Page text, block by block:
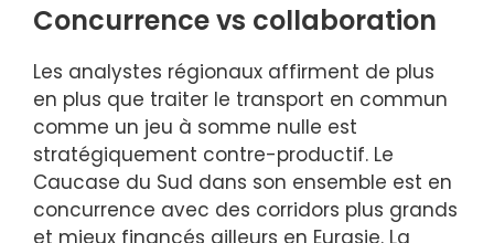
Concurrence vs collaboration
Les analystes régionaux affirment de plus
en plus que traiter le transport en commun
comme un jeu à somme nulle est
stratégiquement contre-productif. Le
Caucase du Sud dans son ensemble est en
concurrence avec des corridors plus grands
et mieux financés ailleurs en Eurasie. La